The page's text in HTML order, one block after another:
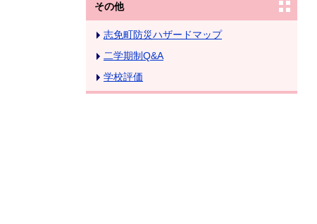
その他
志免町防災ハザードマップ
二学期制Q&A
学校評価